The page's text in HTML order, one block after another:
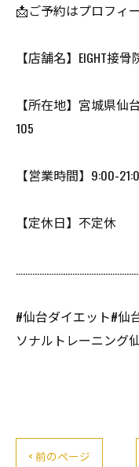
📩ご予約はプロフィ
【店舗名】EIGHT接
【所在地】宮城県仙
105
【営業時間】9:00-
【定休日】不定休
#仙台ダイエット#仙
ソナルトレーニング
< 前のページ